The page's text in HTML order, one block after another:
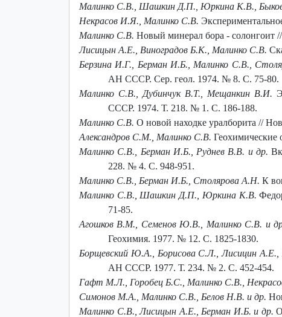
Малинко С.В., Шашкин Д.П., Юркина К.В.,
Некрасов И.Я., Малинко С.В.
Малинко С.В. Новый минерал бора -
Лисицын А.Е., Виноградов Б.К., Малинко С.В.
Берзина И.Г., Берман И.Б., Малинко С.В.,
АН СССР. Сер. геол. 1974. № 8. С. 75-80.
Малинко С.В., Дубинчук В.Т., Мещанкин В.И.
СССР. 1974. Т. 218. № 1. С. 186-188.
Малинко С.В. О новой находке уралборита //
Александров С.М., Малинко С.В. Геохимические
Малинко С.В., Берман И.Б., Руднев В.В. и др.
228. № 4. С. 948-951.
Малинко С.В., Берман И.Б., Столярова А.Н. К
Малинко С.В., Шашкин Д.П., Юркина К.В.
71-85.
Агошков В.М., Семенов Ю.В., Малинко С.В. и
Геохимия. 1977. № 12. С. 1825-1830.
Борщевский Ю.А., Борисова С.Л., Лисицин А.Е.,
АН СССР. 1977. Т. 234. № 2. С. 452-454.
Гафт М.Л., Горобец Б.С., Малинко С.В.,
Симонов М.А., Малинко С.В., Белов Н.В. и др.
Малинко С.В., Лисицын А.Е., Берман И.Б. и др.